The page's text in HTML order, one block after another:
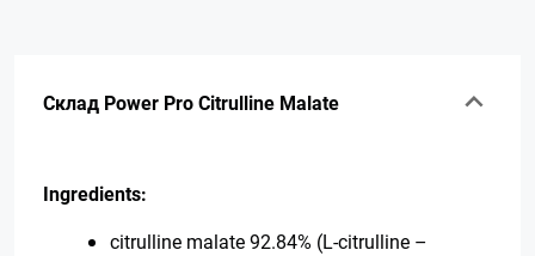
Склад Power Pro Citrulline Malate
Ingredients:
citrulline malate 92.84% (L-citrulline –